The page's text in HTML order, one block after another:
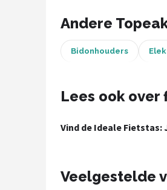
BBB Cycling
Schwalbe
Andere
Bidonhouders
Lees ook over
Vind de Ideale
Veelgestelde